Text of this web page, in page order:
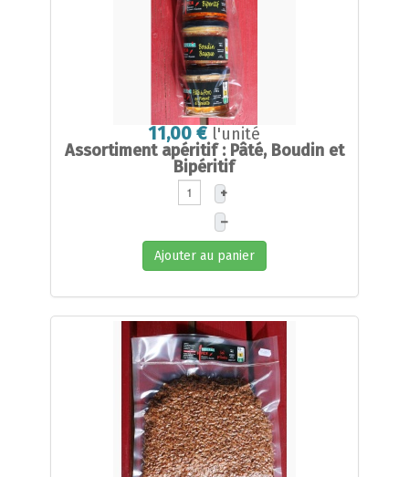
11,00 € l'unité
Assortiment apéritif : Pâté, Boudin et
Bipéritif
+
–
Ajouter au panier